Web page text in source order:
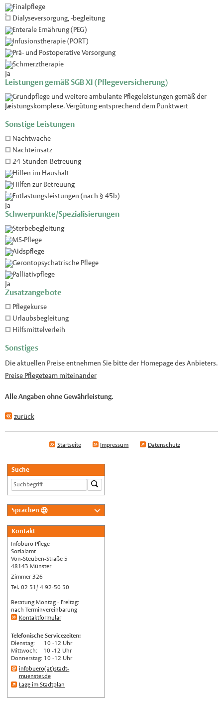
Finalpflege
Dialyseversorgung, -begleitung
Enterale Ernährung (PEG)
Infusionstherapie (PORT)
Prä- und Postoperative Versorgung
Schmerztherapie
Leistungen gemäß SGB XI (Pflegeversicherung)
Grundpflege und weitere ambulante Pflegeleistungen gemäß der
Leistungskomplexe. Vergütung entsprechend dem Punktwert
Sonstige Leistungen
Nachtwache
Nachteinsatz
24-Stunden-Betreuung
Hilfen im Haushalt
Hilfen zur Betreuung
Entlastungsleistungen (nach § 45b)
Schwerpunkte/Spezialisierungen
Sterbebegleitung
MS-Pflege
Aidspflege
Gerontopsychatrische Pflege
Palliativpflege
Zusatzangebote
Pflegekurse
Urlaubsbegleitung
Hilfsmittelverleih
Sonstiges
Die aktuellen Preise entnehmen Sie bitte der Homepage des Anbieters.
Preise Pflegeteam miteinander
Alle Angaben ohne Gewährleistung.
zurück
Startseite Impressum Datenschutz
Suche
Sprachen
Nederlands
English
Українська
Türkçe
Français
Polski
Русский
中文
Automatische Übersetzung, ohne
Gewähr auf Richtigkeit.
Kontakt
Infobüro Pflege
Sozialamt
Von-Steuben-Straße 5
48143 Münster
Zimmer 326
Tel. 02 51/ 4 92-50 50
Beratung Montag - Freitag:
nach Terminvereinbarung
Kontaktformular
Telefonische Servicezeiten:
Dienstag: 10 -12 Uhr
Mittwoch: 10 -12 Uhr
Donnerstag: 10 -12 Uhr
infobuero(at)stadt-
muenster.de
Lage im Stadtplan